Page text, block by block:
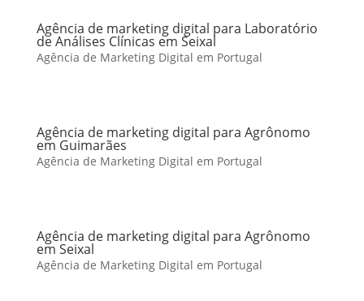
Agência de marketing digital para Laboratório
de Análises Clínicas em Seixal
Agência de Marketing Digital em Portugal
Agência de marketing digital para Agrônomo
em Guimarães
Agência de Marketing Digital em Portugal
Agência de marketing digital para Agrônomo
em Seixal
Agência de Marketing Digital em Portugal